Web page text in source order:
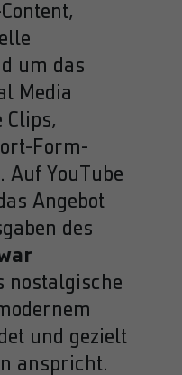
um das
Media
Clips,
Form-
Auf YouTube
Angebot
des
nostalgische
und gezielt
anspricht.